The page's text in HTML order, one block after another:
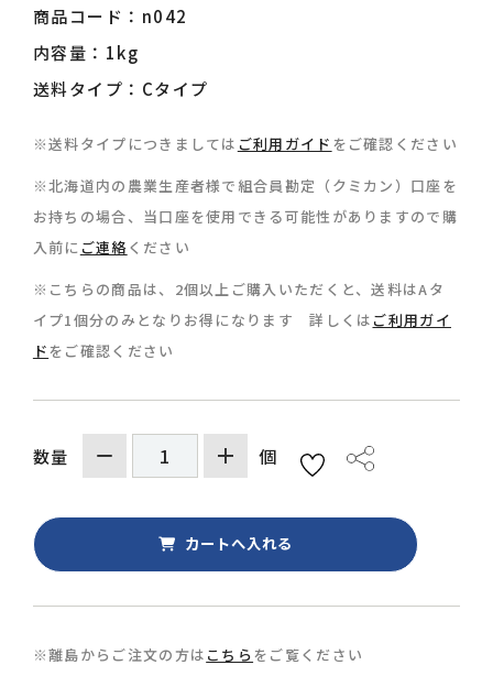
新規会員登録
0157-36-0429
商品コード：n042
内容量：1kg
送料タイプ：Cタイプ
※送料タイプにつきましては ご利用ガイド をご確認ください
※北海道内の農業生産者様で組合員勘定（クミカン）口座を
お持ちの場合、当口座を使用できる可能性がありますので購
入前に ご連絡ください
※こちらの商品は、2個以上ご購入いただくと、送料はAタ
イプ1個分のみとなりお得になります 詳しくは ご利用ガイ
ドをご確認ください
数量 個
※離島からご注文の方は こちらをご覧ください